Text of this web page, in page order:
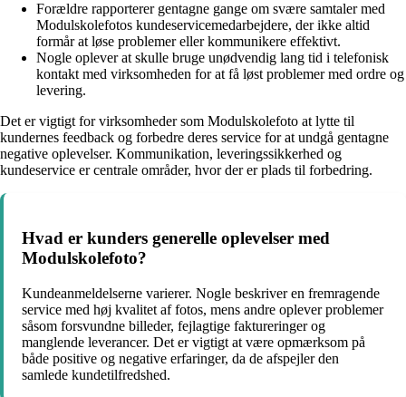
Forældre rapporterer gentagne gange om svære samtaler med
Modulskolefotos kundeservicemedarbejdere, der ikke altid
formår at løse problemer eller kommunikere effektivt.
Nogle oplever at skulle bruge unødvendig lang tid i telefonisk
kontakt med virksomheden for at få løst problemer med ordre og
levering.
Det er vigtigt for virksomheder som Modulskolefoto at lytte til
kundernes feedback og forbedre deres service for at undgå gentagne
negative oplevelser. Kommunikation, leveringssikkerhed og
kundeservice er centrale områder, hvor der er plads til forbedring.
Hvad er kunders generelle oplevelser med
Modulskolefoto?
Kundeanmeldelserne varierer. Nogle beskriver en fremragende
service med høj kvalitet af fotos, mens andre oplever problemer
såsom forsvundne billeder, fejlagtige faktureringer og
manglende leverancer. Det er vigtigt at være opmærksom på
både positive og negative erfaringer, da de afspejler den
samlede kundetilfredshed.